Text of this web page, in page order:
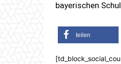
bayerischen
teilen